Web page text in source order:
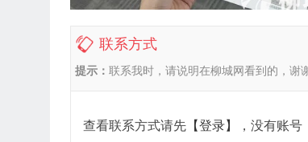
联系方式
提示： 联系我时，请说明在柳城网看到的，谢
查看联系方式请先 【登录】 ，没有账号